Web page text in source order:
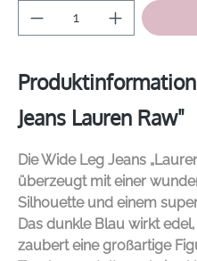
Produkt Anzahl:
Jeans Lauren Raw"
Die Wide Leg Jeans
überzeugt mit einer
Silhouette und einem
Das dunkle Blau wirkt
zaubert eine großartige